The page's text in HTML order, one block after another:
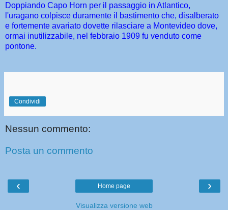
Doppiando Capo Horn per il passaggio in Atlantico,
l'uragano colpisce duramente il bastimento che, disalberato
e fortemente avariato dovette rilasciare a Montevideo dove,
ormai inutilizzabile, nel febbraio 1909 fu venduto come
pontone.
Condividi
Nessun commento:
Posta un commento
‹ ›
Home page
Visualizza versione web